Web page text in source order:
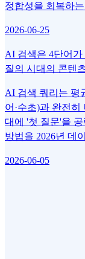
정합성을 회복하
2026-06-25
AI 검색은 4단어
질의 시대의 콘텐
AI 검색 쿼리는 평
어·수초)과 완전히
대에 '첫 질문'을
방법을 2026년 데
2026-06-05